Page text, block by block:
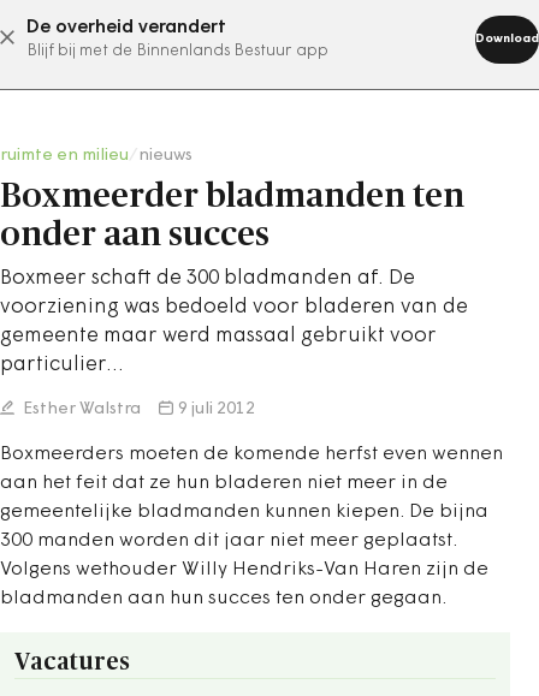
De overheid verandert
Blijf bij met de Binnenlands Bestuur app
Download
abonneer nu
ruimte en milieu nieuws
Boxmeerder bladmanden ten
onder aan succes
Boxmeer schaft de 300 bladmanden af. De
voorziening was bedoeld voor bladeren van de
gemeente maar werd massaal gebruikt voor
particulier…
Esther Walstra 9 juli 2012
Boxmeerders moeten de komende herfst even wennen
aan het feit dat ze hun bladeren niet meer in de
gemeentelijke bladmanden kunnen kiepen. De bijna
300 manden worden dit jaar niet meer geplaatst.
Volgens wethouder Willy Hendriks-Van Haren zijn de
bladmanden aan hun succes ten onder gegaan.
Vacatures